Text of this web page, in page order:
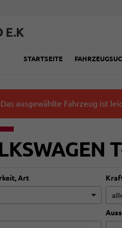
E.K
STARTSEITE
Das ausgewählte Fahrzeug ist
Art